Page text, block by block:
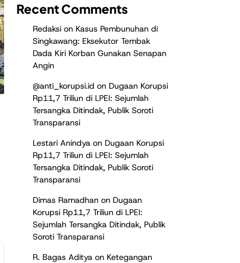
Recent Comments
Redaksi on Kasus Pembunuhan di
Singkawang: Eksekutor Tembak
Dada Kiri Korban Gunakan Senapan
Angin
@anti_korupsi.id on Dugaan Korupsi
Rp11,7 Triliun di LPEI: Sejumlah
Tersangka Ditindak, Publik Soroti
Transparansi
Lestari Anindya on Dugaan Korupsi
Rp11,7 Triliun di LPEI: Sejumlah
Tersangka Ditindak, Publik Soroti
Transparansi
Dimas Ramadhan on Dugaan
Korupsi Rp11,7 Triliun di LPEI:
Sejumlah Tersangka Ditindak, Publik
Soroti Transparansi
R. Bagas Aditya on Ketegangan